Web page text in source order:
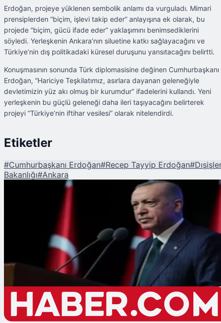
Erdoğan, projeye yüklenen sembolik anlamı da vurguladı. Mimari
prensiplerden “biçim, işlevi takip eder” anlayışına ek olarak, bu
projede “biçim, gücü ifade eder” yaklaşımını benimsediklerini
söyledi. Yerleşkenin Ankara’nın siluetine katkı sağlayacağını ve
Türkiye’nin dış politikadaki küresel duruşunu yansıtacağını belirtti.
Konuşmasının sonunda Türk diplomasisine değinen Cumhurbaşkanı
Erdoğan, “Hariciye Teşkilatımız, asırlara dayanan geleneğiyle
devletimizin yüz akı olmuş bir kurumdur” ifadelerini kullandı. Yeni
yerleşkenin bu güçlü geleneği daha ileri taşıyacağını belirterek
projeyi “Türkiye’nin iftihar vesilesi” olarak nitelendirdi.
Etiketler
#Cumhurbaşkanı Erdoğan#Recep Tayyip Erdoğan#
Bakanlığı#Ankara
Cumhurbaşkanı Erdoğan'dan Dışişleri Bakanlığı Yerleşkesi Temel Atma
Töreninde Açıklamalar